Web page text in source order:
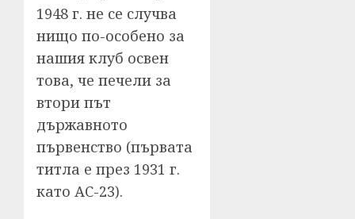
1948 г. не се случва
нищо по-особено за
нашия клуб освен
това, че печели за
втори път
държавното
първенство (първата
титла е през 1931 г.
като АС-23).